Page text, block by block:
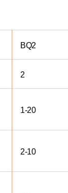
BQ2
2
1-20
2-10